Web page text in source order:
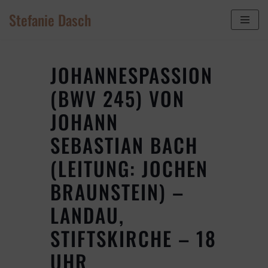
Stefanie Dasch
JOHANNESPASSION
(BWV 245) VON
JOHANN
SEBASTIAN BACH
(LEITUNG: JOCHEN
BRAUNSTEIN) –
LANDAU,
STIFTSKIRCHE – 18
UHR